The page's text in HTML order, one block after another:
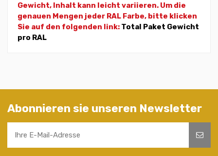
Gewicht, Inhalt kann leicht variieren. Um die
genauen Mengen jeder RAL Farbe, bitte klicken
Sie auf den folgenden link: Total Paket Gewicht
pro RAL
Abonnieren sie unseren Newsletter